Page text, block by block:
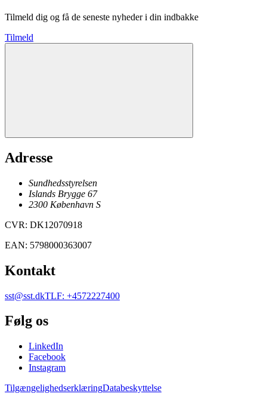
Tilmeld dig og få de seneste nyheder i din indbakke
Tilmeld
Adresse
Sundhedsstyrelsen
Islands Brygge 67
2300 København S
CVR: DK12070918
EAN: 5798000363007
Kontakt
sst@sst.dkTLF: +4572227400
Følg os
LinkedIn
Facebook
Instagram
TilgængelighedserklæringDatabeskyttelse